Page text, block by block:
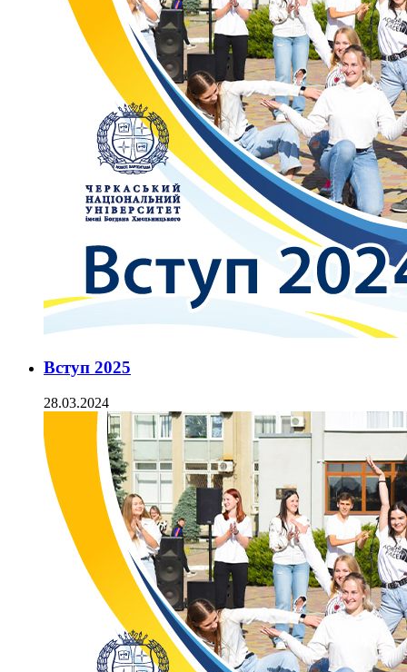
Вступ 2025
28.03.2024